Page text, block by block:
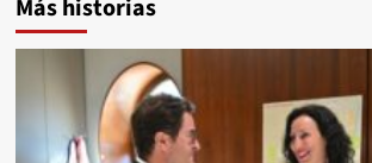
Más historias